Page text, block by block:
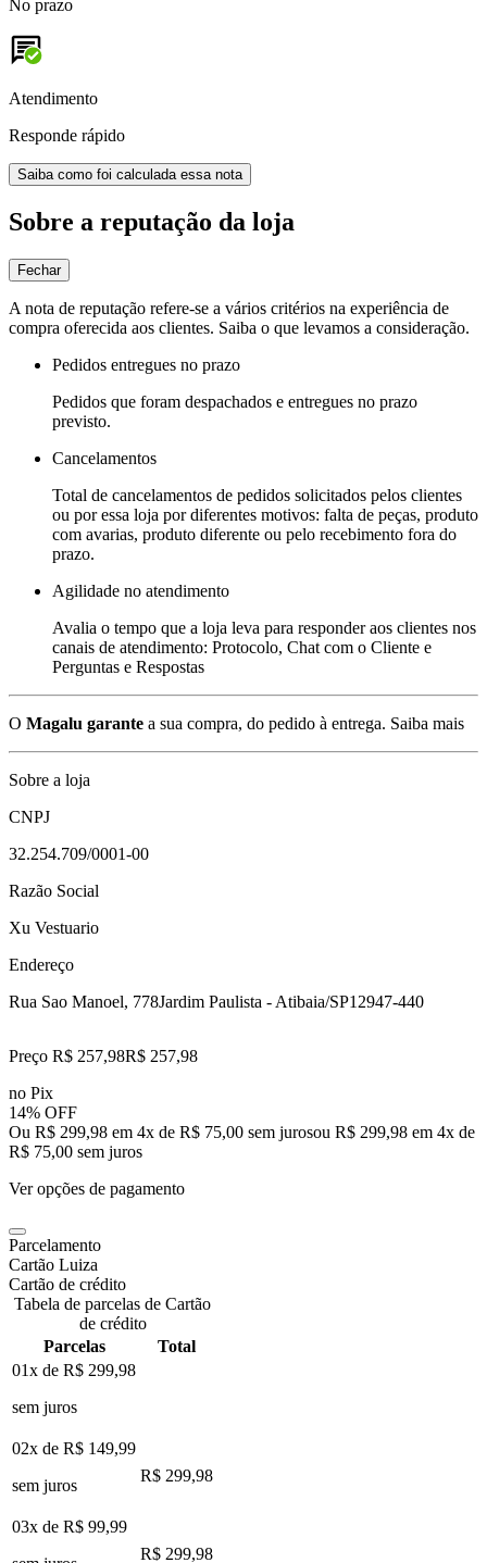
No prazo
Atendimento
Responde rápido
Saiba como foi calculada essa nota
Sobre a reputação da loja
Fechar
A nota de reputação refere-se a vários critérios na experiência de
compra oferecida aos clientes. Saiba o que levamos a consideração.
Pedidos entregues no prazo
Pedidos que foram despachados e entregues no prazo
previsto.
Cancelamentos
Total de cancelamentos de pedidos solicitados pelos clientes
ou por essa loja por diferentes motivos: falta de peças, produto
com avarias, produto diferente ou pelo recebimento fora do
prazo.
Agilidade no atendimento
Avalia o tempo que a loja leva para responder aos clientes nos
canais de atendimento: Protocolo, Chat com o Cliente e
Perguntas e Respostas
O Magalu garante a sua compra, do pedido à entrega. Saiba mais
Sobre a loja
CNPJ
32.254.709/0001-00
Razão Social
Xu Vestuario
Endereço
Rua Sao Manoel, 778Jardim Paulista - Atibaia/SP12947-440
Preço R$ 257,98R$ 257,98
no Pix
14% OFF
Ou R$ 299,98 em 4x de R$ 75,00 sem jurosou R$ 299,98 em 4x de
R$ 75,00 sem juros
Ver opções de pagamento
Parcelamento
Cartão Luiza
Cartão de crédito
Tabela de parcelas de Cartão
de crédito
Parcelas
Total
01x de R$ 299,98
sem juros
02x de R$ 149,99
sem juros
R$ 299,98
03x de R$ 99,99
R$ 299,98